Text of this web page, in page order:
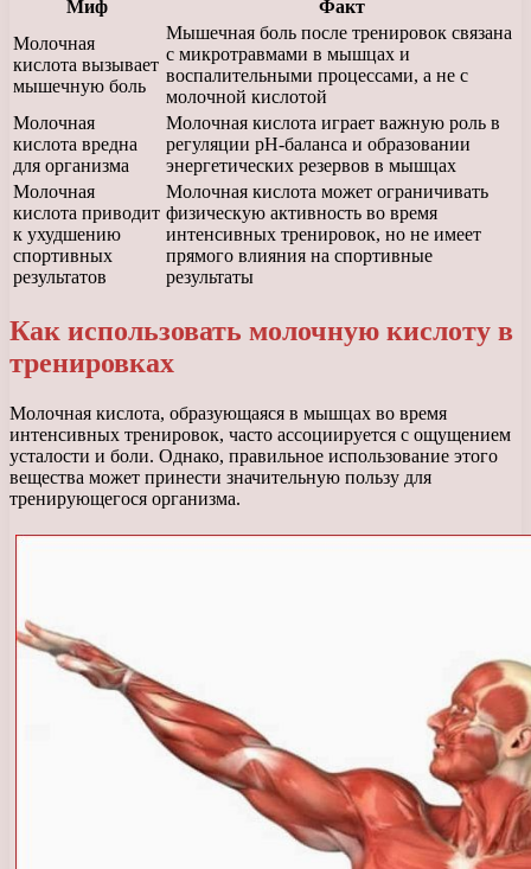
Миф
Факт
Молочная
кислота вызывает
мышечную боль
Мышечная боль после тренировок связана
с микротравмами в мышцах и
воспалительными процессами, а не с
молочной кислотой
Молочная
кислота вредна
для организма
Молочная кислота играет важную роль в
регуляции pH-баланса и образовании
энергетических резервов в мышцах
Молочная
кислота приводит
к ухудшению
спортивных
результатов
Молочная кислота может ограничивать
физическую активность во время
интенсивных тренировок, но не имеет
прямого влияния на спортивные
результаты
Как использовать молочную кислоту в
тренировках
Молочная кислота, образующаяся в мышцах во время
интенсивных тренировок, часто ассоциируется с ощущением
усталости и боли. Однако, правильное использование этого
вещества может принести значительную пользу для
тренирующегося организма.